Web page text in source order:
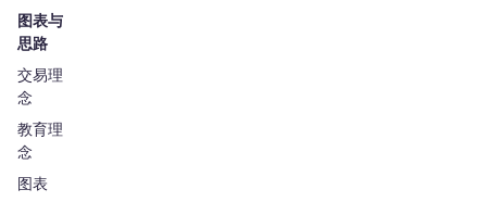
图表与
思路
交易理
念
教育理
念
图表